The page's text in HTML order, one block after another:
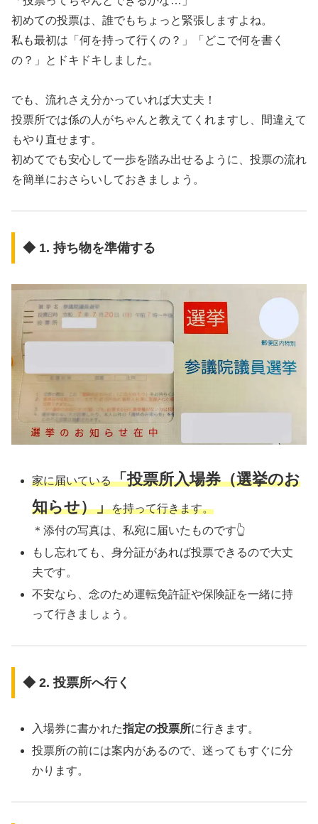
初めての投票は、誰でもちょっと緊張しますよね。
私も最初は「何を持って行くの？」「どこで何を書く
の？」とドキドキしました。
でも、流れさえ分かっていれば大丈夫！
投票所では係の人がちゃんと教えてくれますし、間違えて
もやり直せます。
初めてでも安心して一歩を踏み出せるように、投票の流れ
を簡単におさらいしておきましょう。
◆ 1. 持ち物を準備する
家に届いている「投票所入場券（選挙のお
知らせ）」を持って行きます。
＊添付の写真は、私宛に届いたものです👆
もし忘れても、身分証があれば投票できるので大丈
夫です。
不安なら、念のため運転免許証や保険証を一緒に持
って行きましょう。
◆ 2. 投票所へ行く
入場券に書かれた指定の投票所に行きます。
投票所の前には案内があるので、迷ってもすぐに分
かります。